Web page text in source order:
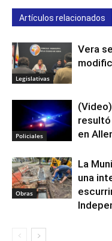
Artículos relacionados
Legislativas
Vera
Policiales
en
Obras
La
una